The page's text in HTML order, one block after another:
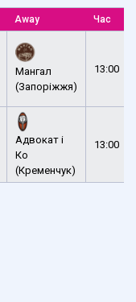
Away Час
Мангал
(Запоріжжя)
13:00
Адвокат і
Ко
(Кременчук)
13:00